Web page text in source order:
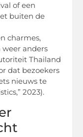
of een
buiten de
charmes,
weer anders
Thailand
dat bezoekers
nieuws te
2023).